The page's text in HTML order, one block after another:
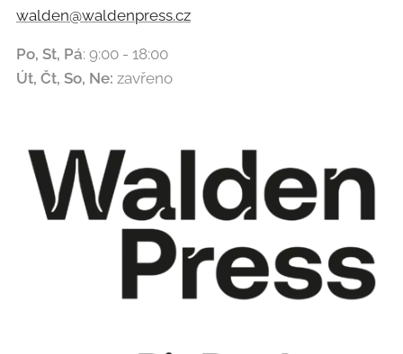
walden@waldenpress.cz
Po, St, Pá: 9:00 - 18:00
Út, Čt, So, Ne: zavřeno